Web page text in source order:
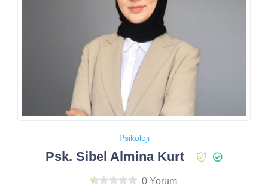
Psikoloji
Psk. Sibel Almina Kurt
0 Yorum